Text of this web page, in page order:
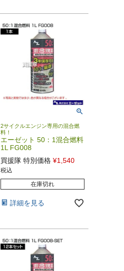
2サイクルエンジン専用の混合燃
料！
エーゼット 50：1混合燃料
1L FG008
買援隊 特別価格 ¥1,540
税込
在庫切れ
詳細を見る